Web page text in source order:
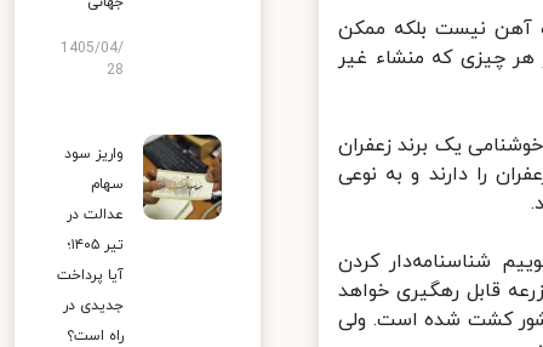
آهن نیست بلکه ممکن
چیزی که منشاء غیر
یک برند زعفران
را دارند و به نوعی
۱۰ سال است که می‌گوییم شناسنامه‌دار کردن
قابل رهگیری خواهد
کشت شده است. ولی
1405/04/
28
واریز سود
سهام
عدالت در
تیر ۱۴۰۵؛
آیا پرداخت
جدیدی در
راه است؟